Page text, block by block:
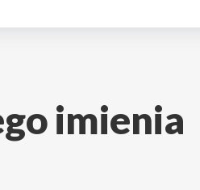
imienia